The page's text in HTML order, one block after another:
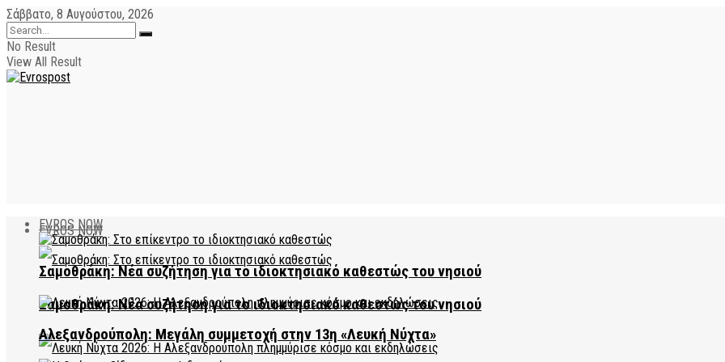
Σάββατο, 8 Αυγούστου, 2026
No Result
View All Result
EVROS NOW
Σαμοθράκη: Νέα συζήτηση για το ιδιοκτησιακό καθεστώς του νησιού
EVROS NOW
Σαμοθράκη: Νέα συζήτηση για το ιδιοκτησιακό καθεστώς του νησιού
Αλεξανδρούπολη: Μεγάλη συμμετοχή στην 13η «Λευκή Νύχτα»